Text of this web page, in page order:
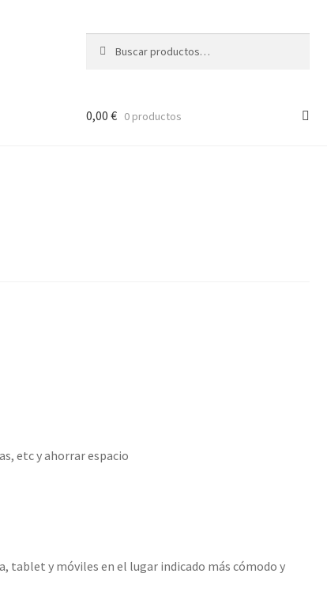
por:
0,00€ 0 productos
etc y ahorrar espacio
tablet y móviles en el lugar indicado más cómodo y